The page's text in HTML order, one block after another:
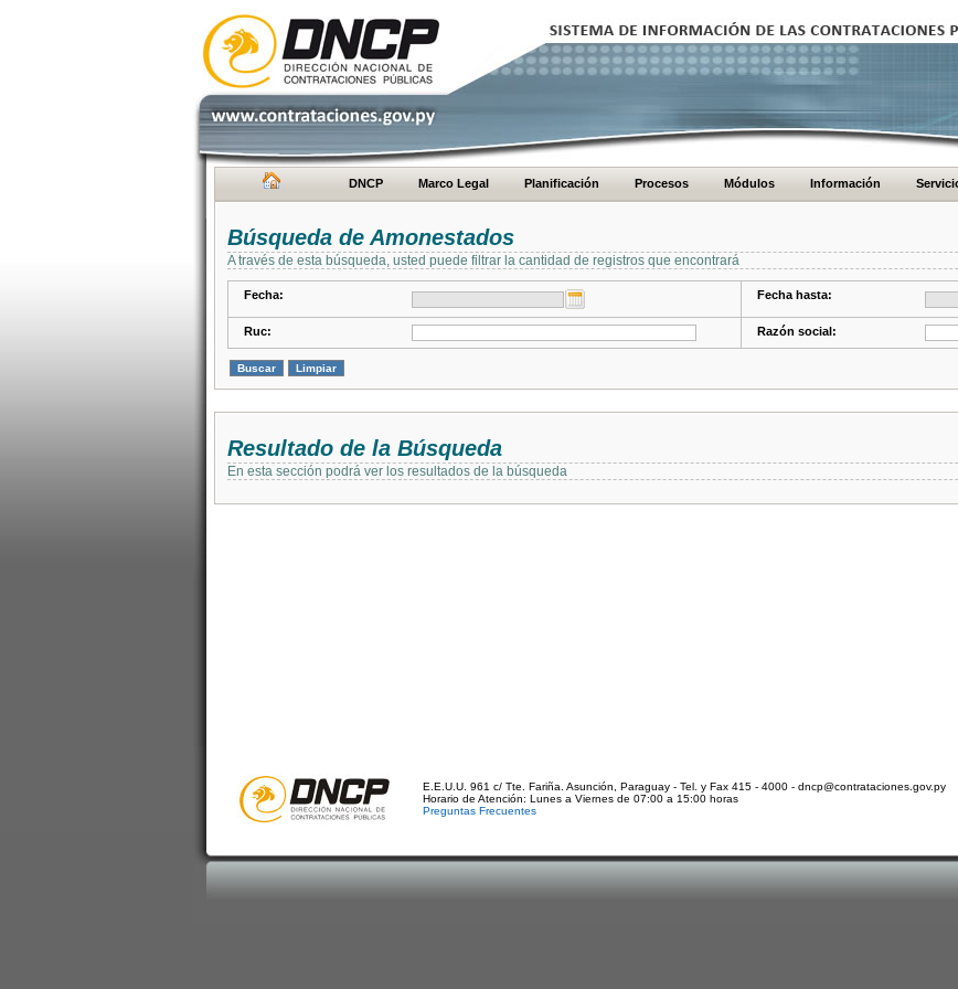
DNCP Marco Legal Planificación Procesos Módulos Información
Búsqueda de Amonestados
A través de esta búsqueda, usted puede filtrar la cantidad de registros que encontrará
Fecha: Fecha hasta:
Ruc: Razón social:
Resultado de la Búsqueda
En esta sección podrá ver los resultados de la búsqueda
E.E.U.U. 961 c/ Tte. Fariña. Asunción, Paraguay - Tel. y Fax 415 - 4000 - dncp@contrataciones.gov.py
Horario de Atención: Lunes a Viernes de 07:00 a 15:00 horas
Preguntas Frecuentes